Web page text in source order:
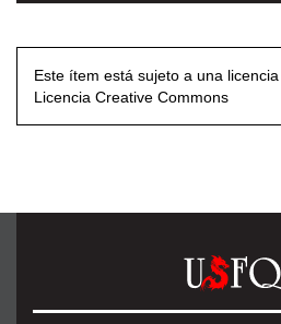
Este ítem está sujeto a una
Licencia Creative Commons